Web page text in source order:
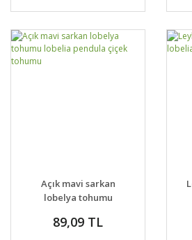
Açık mavi sarkan
lobelya tohumu
tohumu
89,09 TL